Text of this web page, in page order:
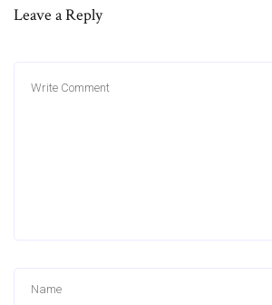
Leave a Reply